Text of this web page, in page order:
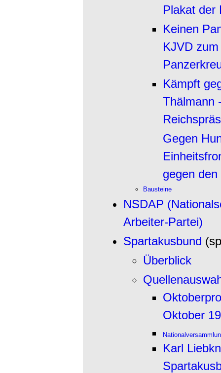
Plakat der
Keinen
KJVD
Kämpft
Thälmann
Gegen
gegen
Bausteine
NSDAP
Arbeiter-Partei)
Spartakusbund
Überblick
Oktober
Karl